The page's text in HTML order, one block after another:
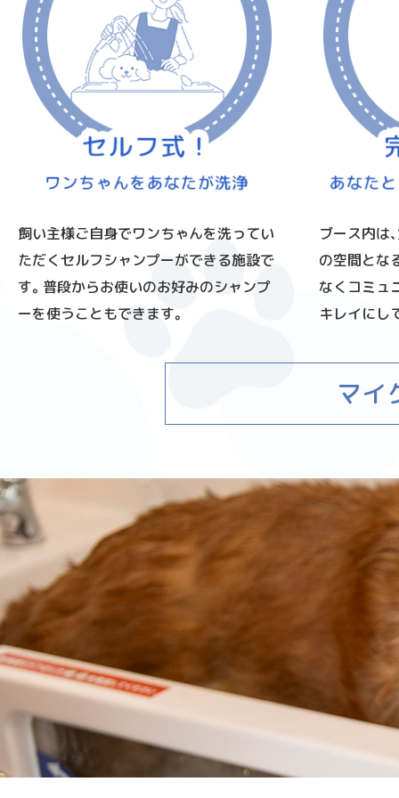
飼い主様ご自身でワンちゃんを洗ってい
ただくセルフシャンプーができる施設で
す。普段からお使いのお好みのシャンプ
ーを使うこともできます。
ブース内は
の空間とな
なくコミュ
キレイにし
マイ